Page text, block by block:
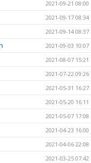
2021-09-21 08:00
2021-09-17 08:34
2021-09-14 08:37
2021-09-03 10:07
2021-08-07 15:21
2021-07-22 09:26
2021-05-31 16:27
2021-05-20 16:11
2021-05-07 17:08
2021-04-23 16:00
2021-04-06 22:08
2021-03-25 07:42